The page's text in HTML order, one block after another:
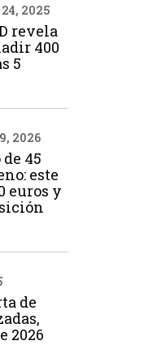
2025
revela
400
5
2026
45
este
euros y
de
2026